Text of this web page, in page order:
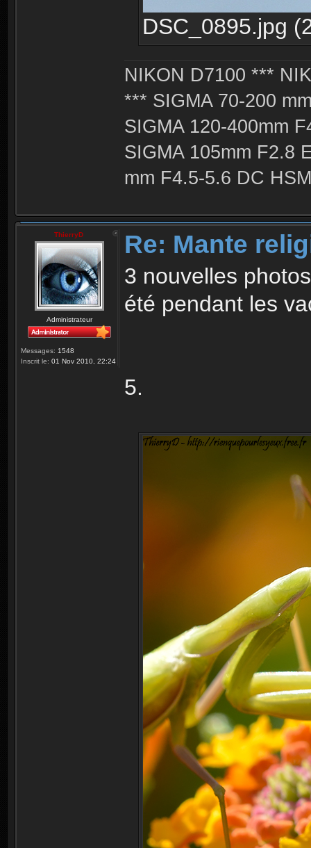
DSC_0895.jpg
NIKON D7100 ***
*** SIGMA 70-200
SIGMA 120-400mm
SIGMA 105mm F2.8
mm F4.5-5.6 DC
ThierryD
Administrateur
Messages: 1548
Inscrit le: 01 Nov 2010, 22:24
Re: Mante
3 nouvelles
été pendant les
5.